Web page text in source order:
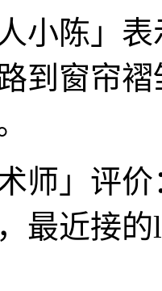
小陈」
到窗帘
师」评
最近接